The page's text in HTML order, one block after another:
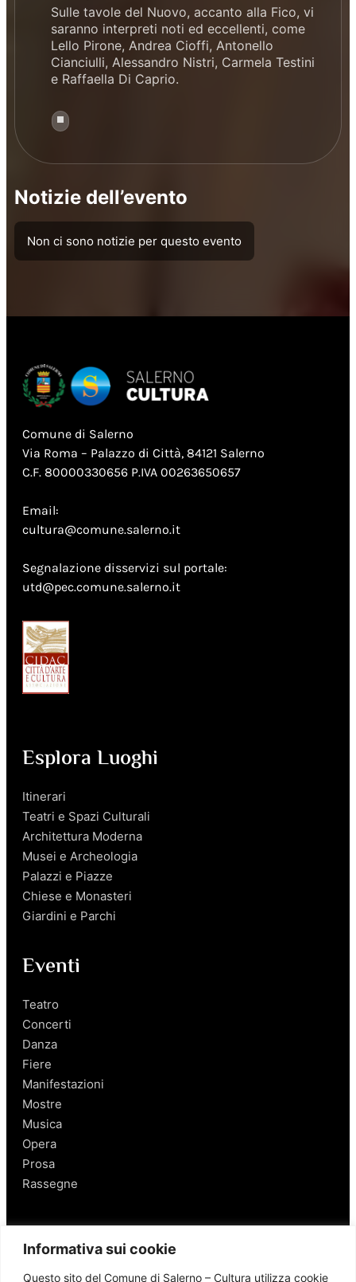
Informativa sui cookie
Questo sito del Comune di Salerno – Cultura utilizza cookie
Sulle tavole del Nuovo, accanto alla Fico, vi
saranno interpreti noti ed eccellenti, come
Lello Pirone, Andrea Cioffi, Antonello
Cianciulli, Alessandro Nistri, Carmela Testini
e Raffaella Di Caprio.
Notizie dell’evento
Non ci sono notizie per questo evento
Comune di Salerno
Via Roma – Palazzo di Città, 84121 Salerno
C.F. 80000330656 P.IVA 00263650657
Email:
cultura@comune.salerno.it
Segnalazione disservizi sul portale:
utd@pec.comune.salerno.it
Esplora Luoghi
Itinerari
Teatri e Spazi Culturali
Architettura Moderna
Musei e Archeologia
Palazzi e Piazze
Chiese e Monasteri
Giardini e Parchi
Eventi
Teatro
Concerti
Danza
Fiere
Manifestazioni
Mostre
Musica
Opera
Prosa
Rassegne
Salerno
Personaggi